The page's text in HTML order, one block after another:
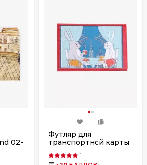
02-
Футляр для
транспортной карты
1100/003 красный
1